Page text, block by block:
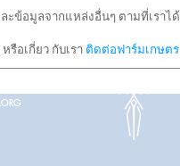
ข้อมูลจากแหล่งอื่นๆ ตามที่เรา
หรือเกี่ยว กับเรา ติดต่อฟาร์มเกษตร